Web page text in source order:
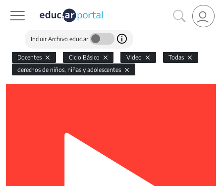
Incluir Archivo educ.ar
Docentes Ciclo Básico Video
Todas
derechos de niños, niñas y adolescentes